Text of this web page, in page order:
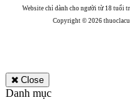
Website chỉ dành cho người từ 18 tuổi
Copyright © 2026
Close
Danh mục